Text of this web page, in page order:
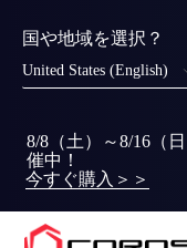
国や地域を選択？
United States (English)
8/8（土）～8/16（
催中！
今すぐ購入＞＞
COROS JP